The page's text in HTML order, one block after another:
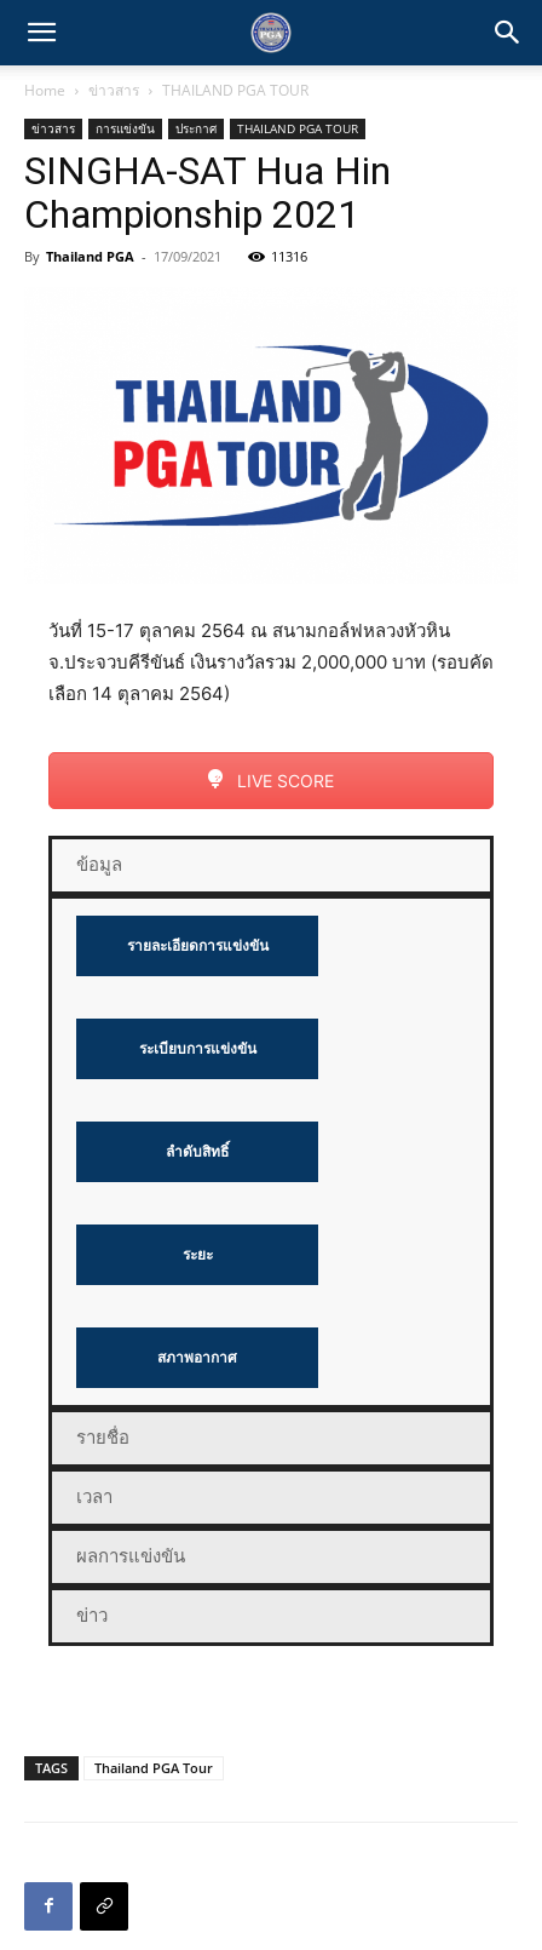
Home ข่าวสาร THAILAND PGA TOUR
ข่าวสาร การแข่งขัน ประกาศ THAILAND PGA TOUR
SINGHA-SAT Hua Hin
Championship 2021
By Thailand PGA - 17/09/2021 11316
วันที่ 15-17 ตุลาคม 2564 ณ สนามกอล์ฟหลวงหัวหิน
จ.ประจวบคีรีขันธ์ เงินรางวัลรวม 2,000,000 บาท (รอบคัด
เลือก 14 ตุลาคม 2564)
LIVE SCORE
ข้อมูล
รายละเอียดการแข่งขัน
ระเบียบการแข่งขัน
ลำดับสิทธิ์
ระยะ
สภาพอากาศ
รายชื่อ
เวลา
ผลการแข่งขัน
ข่าว
TAGS Thailand PGA Tour